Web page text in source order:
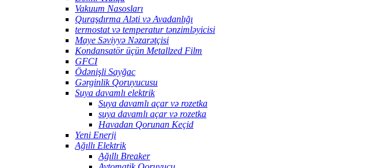
Vakuum Nasosları
Quraşdırma Aləti və Avadanlığı
termostat və temperatur tənzimləyicisi
Maye Səviyyə Nəzarətçisi
Kondansatör üçün Metallzed Film
GFCI
Ödənişli Sayğac
Gərginlik Qoruyucusu
Suya davamlı elektrik
Suya davamlı açar və rozetka
suya davamlı açar və rozetka
Havadan Qorunan Keçid
Yeni Enerji
Ağıllı Elektrik
Ağıllı Breaker